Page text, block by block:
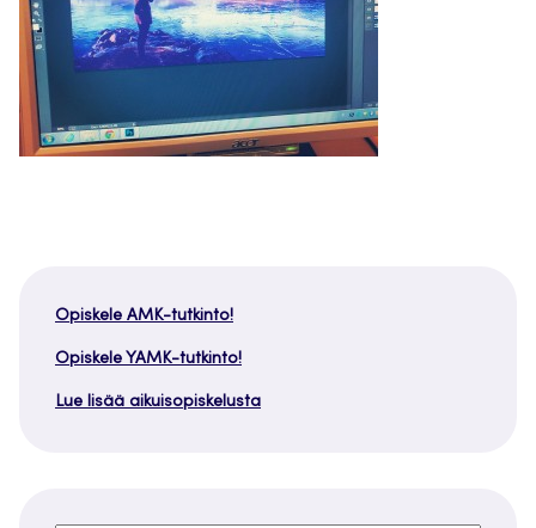
Opiskele AMK-tutkinto!
Opiskele YAMK-tutkinto!
Lue lisää aikuisopiskelusta